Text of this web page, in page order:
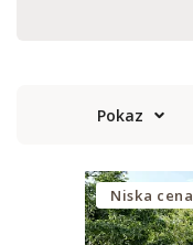
Pokaz
Niska cena